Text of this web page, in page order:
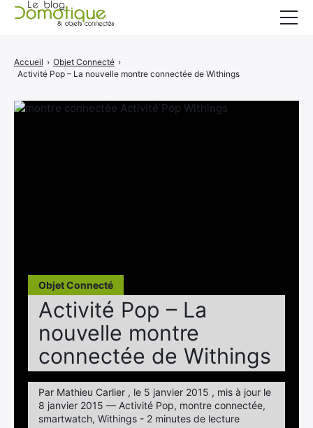
Objet Connecté
Activité Pop – La
nouvelle montre
connectée de Withings
Par Mathieu Carlier , le 5 janvier 2015 , mis à jour le
8 janvier 2015 — Activité Pop, montre connectée,
smartwatch, Withings - 2 minutes de lecture
Accueil › Objet Connecté ›
Activité Pop – La nouvelle montre connectée de Withings
Catégories
A propos